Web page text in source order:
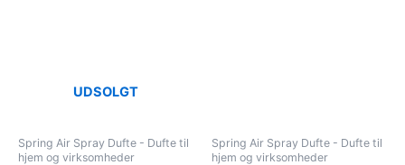
UDSOLGT
Spring Air Spray Dufte - Dufte til
hjem og virksomheder
Spring Air Spray Dufte - Dufte til
hjem og virksomheder